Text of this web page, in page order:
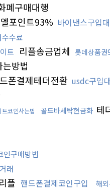
폐구매대행
엘포인트93% 바이낸스구입
수료
트 리플송금업체 롯데상품
방법
폰결제테더전환 usdc구입
트코인사는법 골드바세탁현금화 테
인구매방법
래
플 핸드폰결제코인구입 해